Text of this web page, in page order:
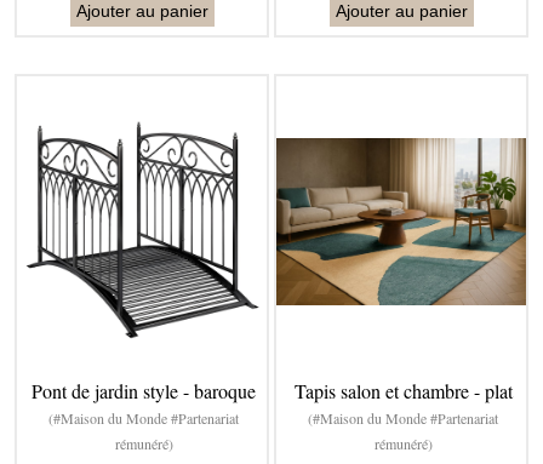
Ajouter au panier Ajouter au panier
Pont de jardin style - baroque
(#Maison du Monde #Partenariat
rémunéré)
Tapis salon et chambre - plat
(#Maison du Monde #Partenariat
rémunéré)